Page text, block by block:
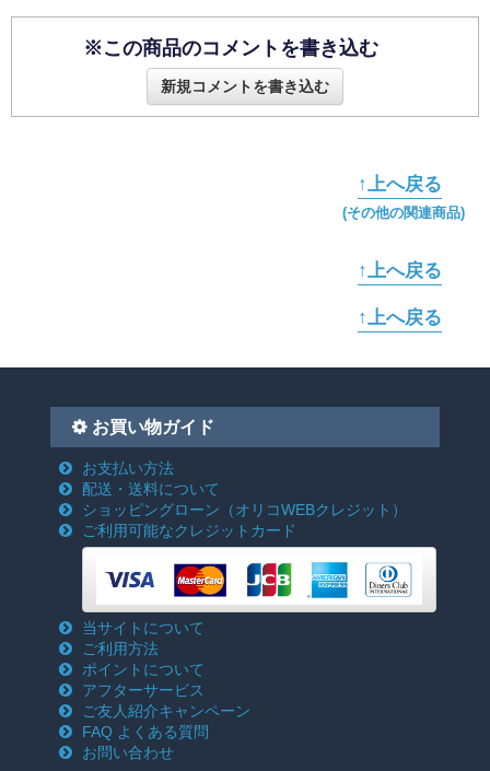
※この商品のコメントを書き込む
新規コメントを書き込む
↑上へ戻る
(その他の関連商品)
↑上へ戻る
↑上へ戻る
お買い物ガイド
お支払い方法
配送・送料について
ショッピングローン （オリコWEBクレジット）
ご利用可能なクレジットカード
当サイトについて
ご利用方法
ポイントについて
アフターサービス
ご友人紹介キャンペーン
FAQ よくある質問
お問い合わせ